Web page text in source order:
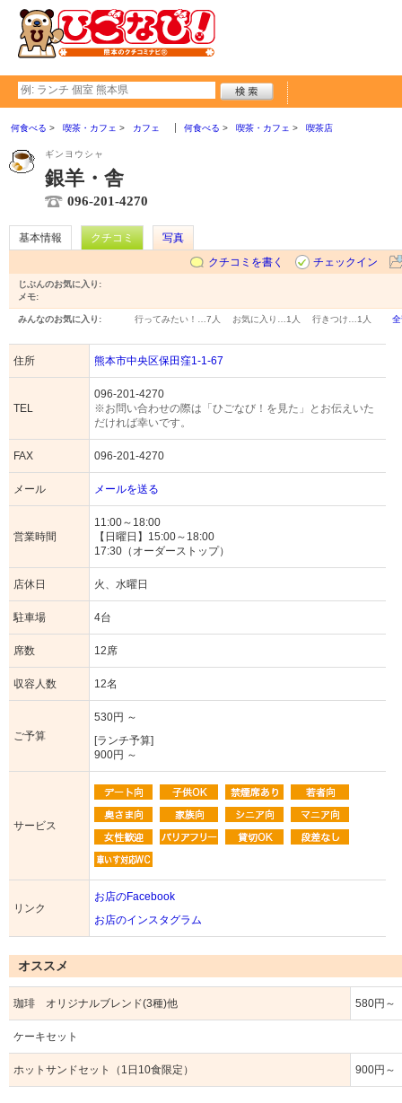
何食べる 喫茶・カフェ カフェ 何食べる 喫茶・カフェ 喫茶店
ギンヨウシャ
銀羊・舎
096-201-4270
基本情報 クチコミ
写真
クチコミを書く
チェックイン
じぶんのお気に入り:
メモ:
みんなのお気に入り: 行ってみたい！… 7人 お気に入り… 1人 行きつけ… 1人
住所 熊本市中央区保田窪1-1-67
TEL
096-201-4270
※お問い合わせの際は「ひごなび！を見た」とお伝えいた
だければ幸いです。
FAX 096-201-4270
メール メールを送る
営業時間
11:00～18:00
【日曜日】15:00～18:00
17:30（オーダーストップ）
店休日 火、水曜日
駐車場 4台
席数 12席
収容人数 12名
ご予算
530円 ～
[ランチ予算]
900円 ～
サービス
リンク
お店のFacebook
お店のインスタグラム
オススメ
珈琲 オリジナルブレンド(3種)他 580円～
ケーキセット
ホットサンドセット（1日10食限定） 900円～